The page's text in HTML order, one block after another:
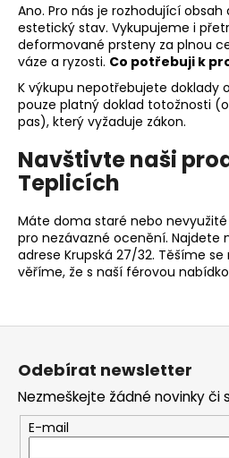
Ano. Pro nás je rozhodující obsah
estetický stav. Vykupujeme i
deformované prsteny za plnou
váze a ryzosti. Co potřebuji k
K výkupu nepotřebujete doklady
pouze platný doklad totožnosti
pas), který vyžaduje zákon.
Navštivte naši
Teplicích
Máte doma staré nebo
pro nezávazné ocenění. Najdete
adrese Krupská 27/32. Těšíme se
věříme, že s naší férovou
Z
Odebírat newsletter
Nezmeškejte žádné novinky či
E-mail